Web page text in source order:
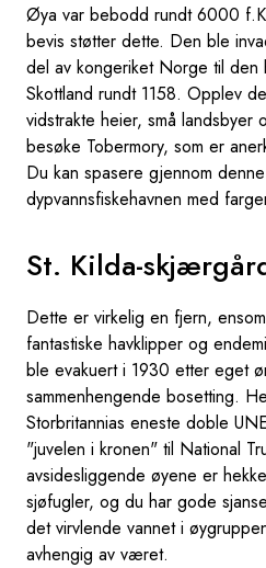
Øya var bebodd rundt 6000
bevis støtter dette. Den ble
del av kongeriket Norge til
Skottland rundt 1158. Opplev
vidstrakte heier, små landsbyer
besøke Tobermory, som er
Du kan spasere gjennom
dypvannsfiskehavnen med
St. Kilda-
Dette er virkelig en fjern,
fantastiske havklipper og
ble evakuert i 1930 etter eget
sammenhengende bosetting.
Storbritannias eneste doble
"juvelen i kronen" til National
avsidesliggende øyene er
sjøfugler, og du har gode
det virvlende vannet i
avhengig av været.